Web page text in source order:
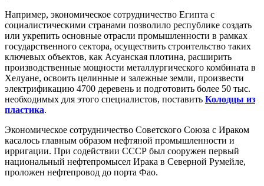
Например, экономическое сотрудничество Египта с
социалистическими странами позволило республике создать
или укрепить основные отрасли промышленности в рамках
государственного сектора, осуществить строительство таких
ключевых объектов, как Асуанская плотина, расширить
производственные мощности металлургического комбината в
Хелуане, освоить целинные и залежные земли, произвести
электрификацию 4700 деревень и подготовить более 50 тыс.
необходимых для этого специалистов, поставить Колодцы из
пластика.
Экономическое сотрудничество Советского Союза с Ираком
касалось главным образом нефтяной промышленности и
ирригации. При содействии СССР был сооружен первый
национальный нефтепромысел Ирака в Северной Румейле,
проложен нефтепровод до порта Фао.